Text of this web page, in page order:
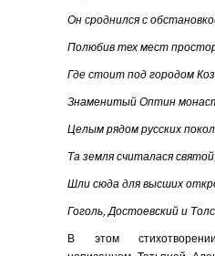
Он сроднился с
Полюбив тех мест
Где стоит под городом
Знаменитый Оптин
Целым рядом русских
Та земля считалася святой,
Шли сюда для высших
Гоголь, Достоевский и
В этом